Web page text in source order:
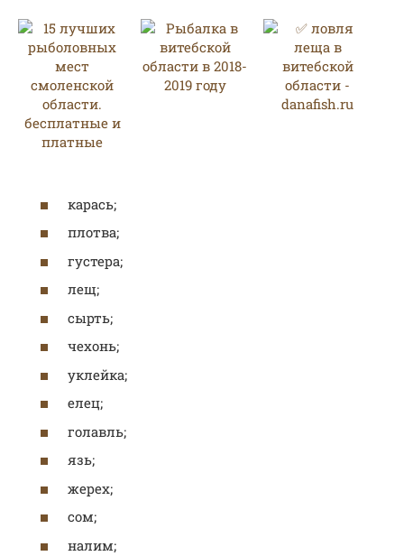
карась;
плотва;
густера;
лещ;
сырть;
чехонь;
уклейка;
елец;
голавль;
язь;
жерех;
сом;
налим;